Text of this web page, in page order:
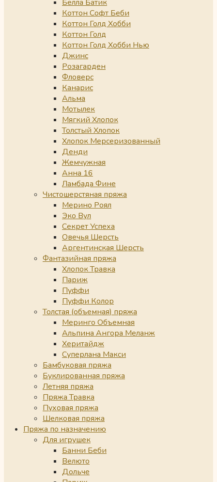
Белла Батик
Коттон Софт Беби
Коттон Голд Хобби
Коттон Голд
Коттон Голд Хобби Нью
Джинс
Розагарден
Фловерс
Канарис
Альма
Мотылек
Мягкий Хлопок
Толстый Хлопок
Хлопок Мерсеризованный
Денди
Жемчужная
Анна 16
Ламбада Фине
Чистошерстяная пряжа
Мерино Роял
Эко Вул
Секрет Успеха
Овечья Шерсть
Аргентинская Шерсть
Фантазийная пряжа
Хлопок Травка
Париж
Пуффи
Пуффи Колор
Толстая (объемная) пряжа
Меринго Объемная
Альпина Ангора Меланж
Херитайдж
Суперлана Макси
Бамбуковая пряжа
Буклированная пряжа
Летняя пряжа
Пряжа Травка
Пуховая пряжа
Шелковая пряжа
Пряжа по назначению
Для игрушек
Банни Беби
Велюто
Дольче